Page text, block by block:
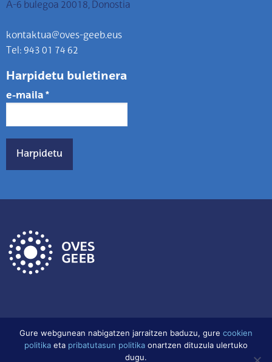
A-6 bulegoa 20018, Donostia
kontaktua@oves-geeb.eus
Tel: 943 01 74 62
Harpidetu buletinera
e-maila *
Datu babes politika Cookien Politika
Gure webgunean nabigatzen jarraitzen baduzu, gure cookien
politika eta pribatutasun politika onartzen dituzula ulertuko
dugu.